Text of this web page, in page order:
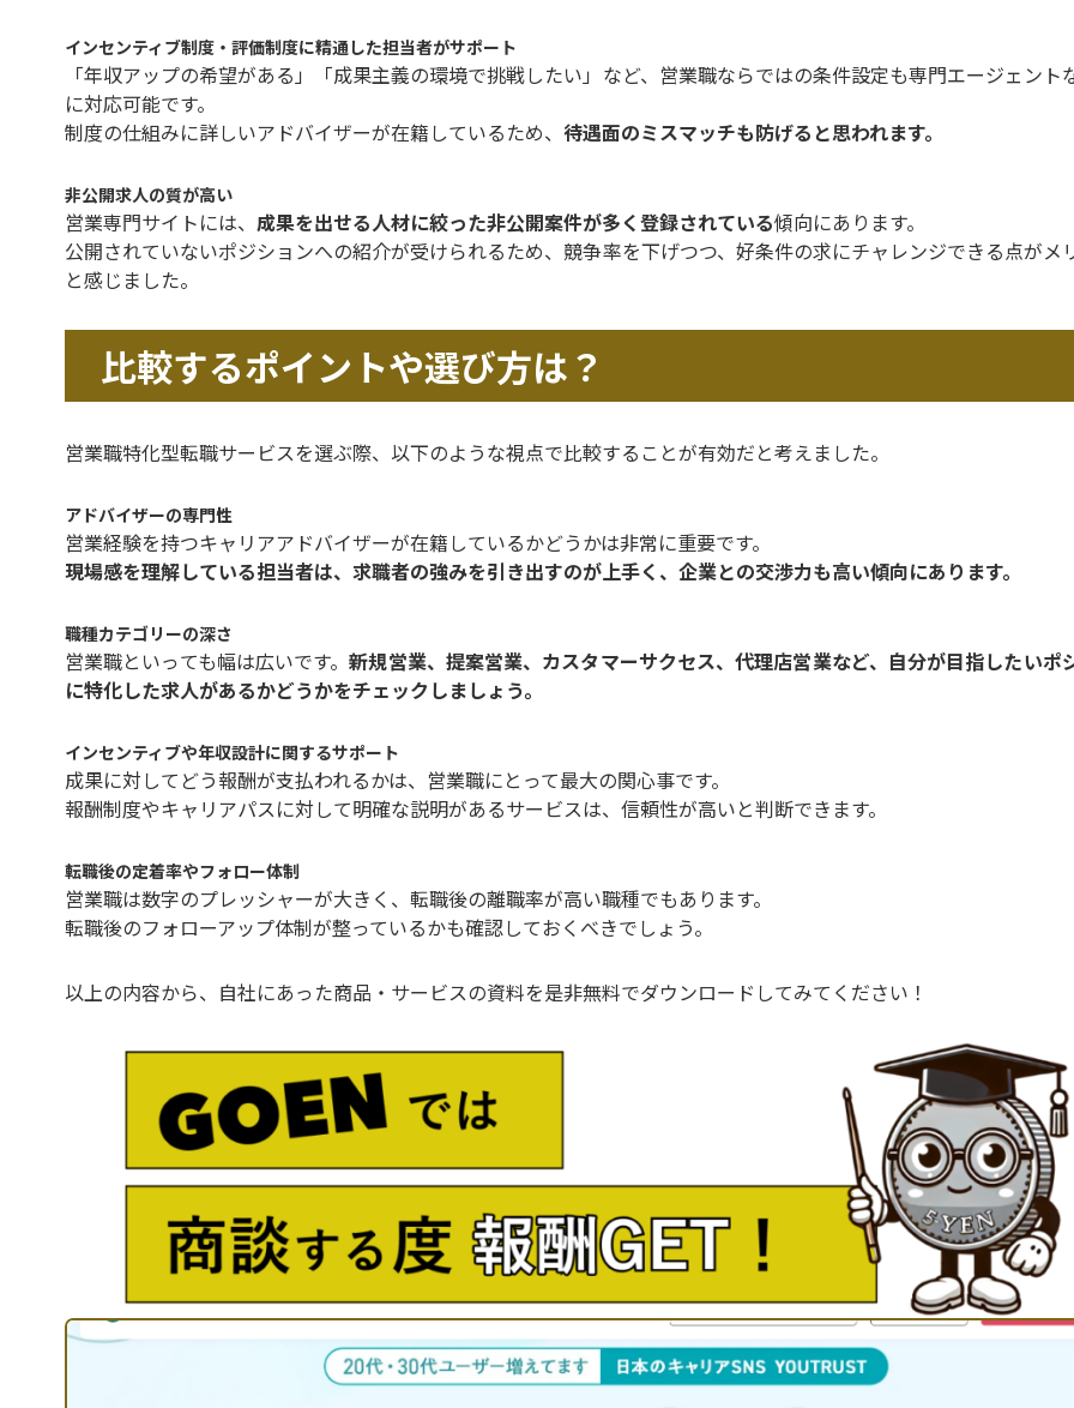
インセンティブ制度・評価制度に精通した担当者がサポート
「年収アップの希望がある」「成果主義の環境で挑戦したい」など、営業職ならではの条件設定も専門エージェント
に対応可能です。
制度の仕組みに詳しいアドバイザーが在籍しているため、 待遇面のミスマッチも防げると思われます。
非公開求人の質が高い
営業専門サイトには、 成果を出せる人材に絞った非公開案件が多く登録されている傾向にあります。
公開されていないポジションへの紹介が受けられるため、競争率を下げつつ、好条件の求にチャレンジできる点がメ
と感じました。
比較するポイントや選び方は？
営業職特化型転職サービスを選ぶ際、以下のような視点で比較することが有効だと考えました。
アドバイザーの専門性
営業経験を持つキャリアアドバイザーが在籍しているかどうかは非常に重要です。
現場感を理解している担当者は、求職者の強みを引き出すのが上手く、企業との交渉力も高い傾向にあります。
職種カテゴリーの深さ
営業職といっても幅は広いです。新規営業、提案営業、カスタマーサクセス、代理店営業など、自分が目指したいポ
に特化した求人があるかどうかをチェックしましょう。
インセンティブや年収設計に関するサポート
成果に対してどう報酬が支払われるかは、営業職にとって最大の関心事です。
報酬制度やキャリアパスに対して明確な説明があるサービスは、信頼性が高いと判断できます。
転職後の定着率やフォロー体制
営業職は数字のプレッシャーが大きく、転職後の離職率が高い職種でもあります。
転職後のフォローアップ体制が整っているかも確認しておくべきでしょう。
以上の内容から、自社にあった商品・サービスの資料を是非無料でダウンロードしてみてください！